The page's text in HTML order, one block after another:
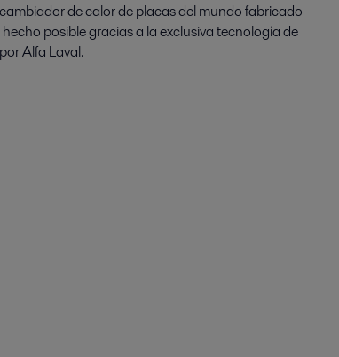
de calor de placas del mundo fabricado
posible gracias a la exclusiva tecnología de
Alfa Laval.